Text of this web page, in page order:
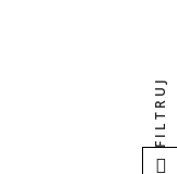
FILTRUJ